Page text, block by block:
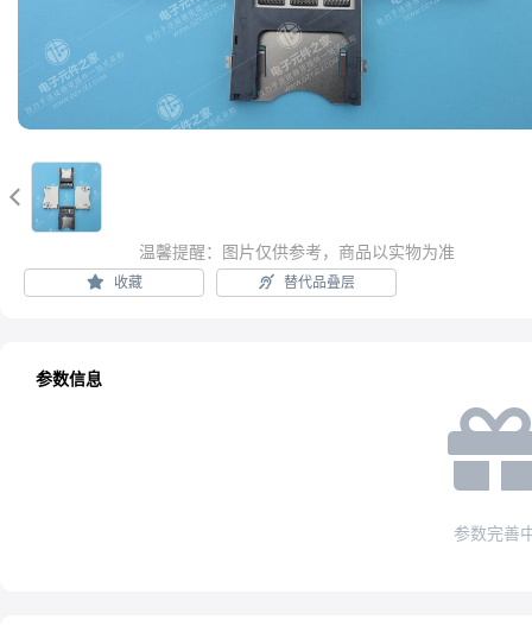

温馨提醒：图片仅供参考，商品以实物为准
收藏 替代品叠层
参数信息
参数完善